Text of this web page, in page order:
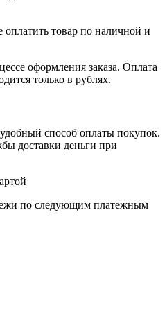
товар по наличной и
оформления заказа. Оплата
только в рублях.
способ оплаты покупок.
доставки деньги при
по cледующим платежным